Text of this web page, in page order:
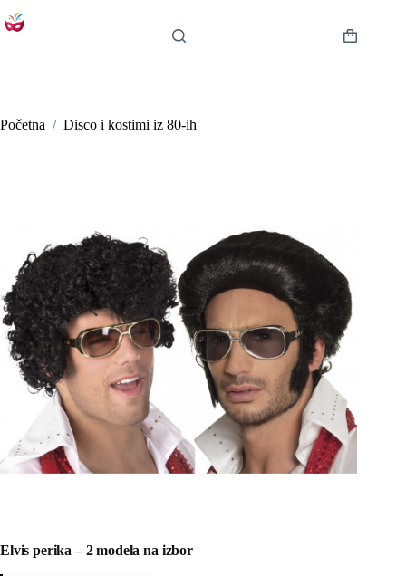
na
Košarica
Početna / Disco i kostimi iz 80-ih
Elvis perika – 2 modela na izbor